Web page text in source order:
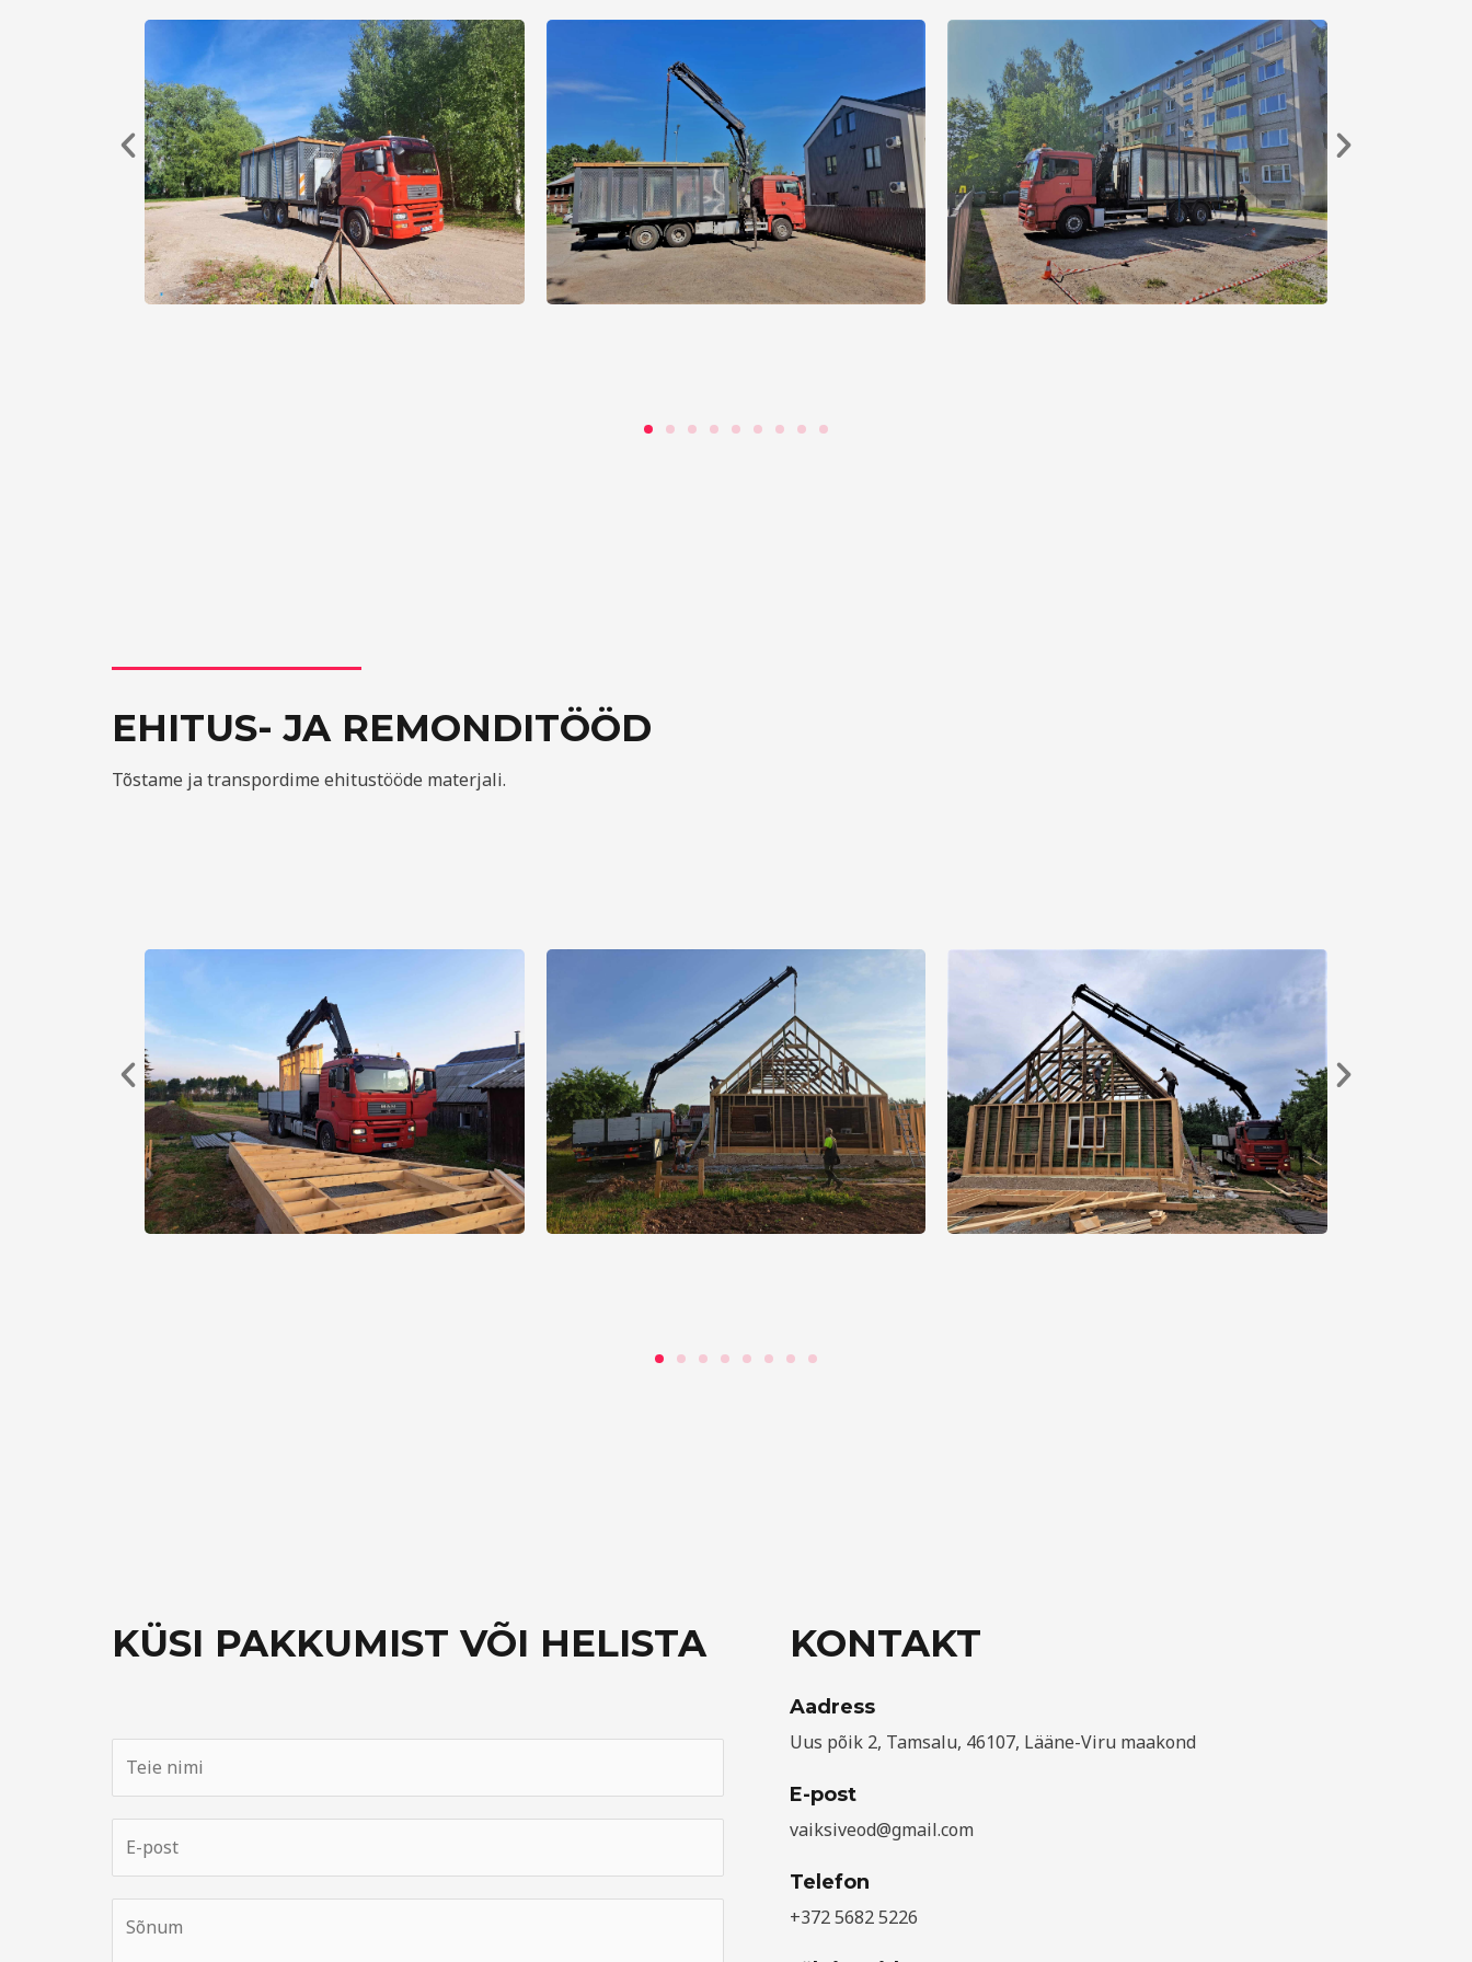
EHITUS- JA REMONDITÖÖD
Tõstame ja transpordime ehitustööde materjali.
KÜSI PAKKUMIST VÕI HELISTA KONTAKT
Aadress​
Uus põik 2, Tamsalu, 46107, Lääne-Viru maakond
E-post
vaiksiveod@gmail.com
Telefon
+372 5682 5226